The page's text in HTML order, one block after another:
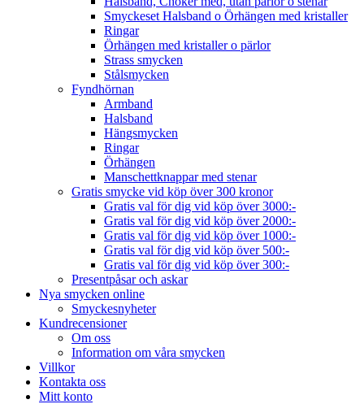
Smyckeset Halsband o Örhängen med kristaller
Ringar
Örhängen med kristaller o pärlor
Strass smycken
Stålsmycken
Fyndhörnan
Armband
Halsband
Hängsmycken
Ringar
Örhängen
Manschettknappar med stenar
Gratis smycke vid köp över 300 kronor
Gratis val för dig vid köp över 3000:-
Gratis val för dig vid köp över 2000:-
Gratis val för dig vid köp över 1000:-
Gratis val för dig vid köp över 500:-
Gratis val för dig vid köp över 300:-
Presentpåsar och askar
Nya smycken online
Smyckesnyheter
Kundrecensioner
Om oss
Information om våra smycken
Villkor
Kontakta oss
Mitt konto